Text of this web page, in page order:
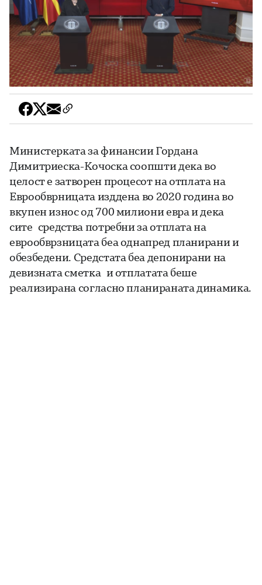
Министерката за финансии Гордана
Димитриеска-Кочоска соопшти дека во
целост е затворен процесот на отплата на
Еврообврницата изддена во 2020 година во
вкупен износ од 700 милиони евра и дека
сите средства потребни за отплата на
еврообврзницата беа однапред планирани и
обезбедени. Средстата беа депонирани на
девизната сметка и отплатата беше
реализирана согласно планираната динамика.